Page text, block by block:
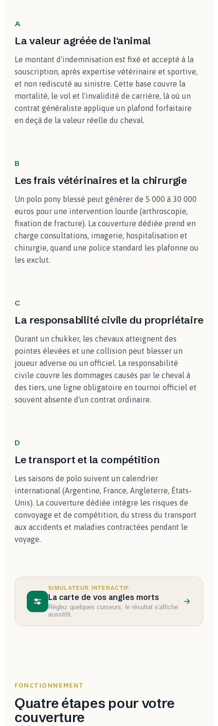
A
La valeur agréée de l'animal
Le montant d'indemnisation est fixé et accepté à la
souscription, après expertise vétérinaire et sportive,
et non rediscuté au sinistre. Cette base couvre la
mortalité, le vol et l'invalidité de carrière, là où un
contrat généraliste applique un plafond forfaitaire
en deçà de la valeur réelle du cheval.
B
Les frais vétérinaires et la chirurgie
Un polo pony blessé peut générer de 5 000 à 30 000
euros pour une intervention lourde (arthroscopie,
fixation de fracture). La couverture dédiée prend en
charge consultations, imagerie, hospitalisation et
chirurgie, quand une police standard les plafonne ou
les exclut.
C
La responsabilité civile du propriétaire
Durant un chukker, les chevaux atteignent des
pointes élevées et une collision peut blesser un
joueur adverse ou un officiel. La responsabilité
civile couvre les dommages causés par le cheval à
des tiers, une ligne obligatoire en tournoi officiel et
souvent absente d'un contrat ordinaire.
D
Le transport et la compétition
Les saisons de polo suivent un calendrier
international (Argentine, France, Angleterre, États-
Unis). La couverture dédiée intègre les risques de
convoyage et de compétition, du stress du transport
aux accidents et maladies contractées pendant le
voyage.
SIMULATEUR INTERACTIF
La carte de vos angles morts
Réglez quelques curseurs, le résultat s'affiche
aussitôt.
FONCTIONNEMENT
Quatre étapes pour votre
couverture